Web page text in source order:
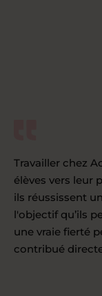
Travailler chez
élèves vers leur
ils réussissent
l'objectif qu’ils
une vraie fierté
contribué